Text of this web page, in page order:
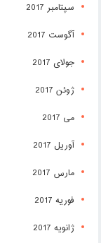
سپتامبر 2017
آگوست 2017
جولای 2017
ژوئن 2017
می 2017
آوریل 2017
مارس 2017
فوریه 2017
ژانویه 2017